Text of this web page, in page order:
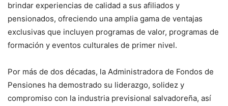
brindar experiencias de calidad a sus afiliados y
pensionados, ofreciendo una amplia gama de ventajas
exclusivas que incluyen programas de valor, programas de
formación y eventos culturales de primer nivel.
Por más de dos décadas, la Administradora de Fondos de
Pensiones ha demostrado su liderazgo, solidez y
compromiso con la industria previsional salvadoreña, así